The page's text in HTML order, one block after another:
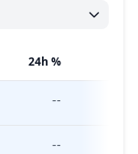
24h %
--
--